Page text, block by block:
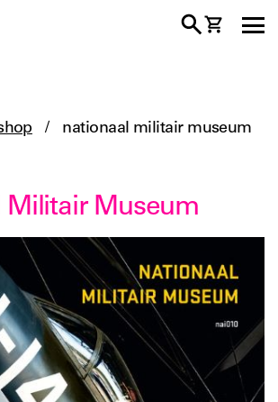
/ nationaal militair museum
Militair Museum